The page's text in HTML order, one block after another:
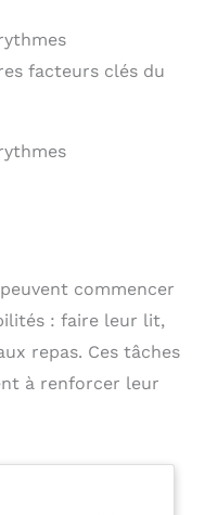
facteurs clés du
commencer
: faire leur lit,
repas. Ces tâches
à renforcer leur